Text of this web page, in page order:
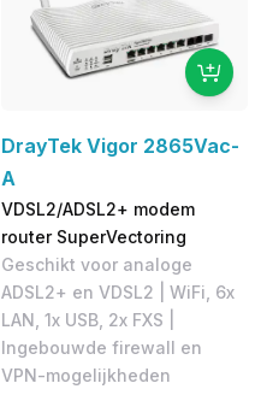
DrayTek Vigor 2865Vac-
A
VDSL2/ADSL2+ modem
router SuperVectoring
Geschikt voor analoge
ADSL2+ en VDSL2 | WiFi, ​6x
LAN, 1x USB, 2x FXS |
Ingebouwde firewall en
VPN-mogelijkheden